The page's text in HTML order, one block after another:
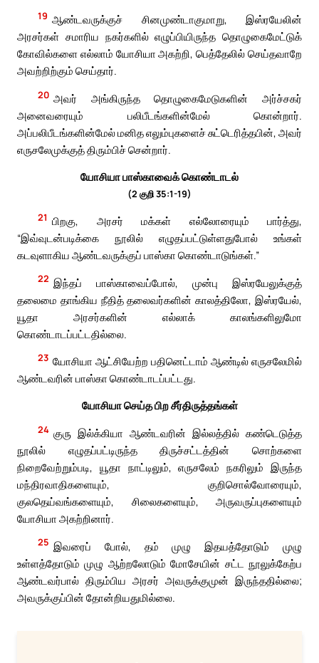
19 ஆண்டவருக்குச் சினமுண்டாகுமாறு, இஸ்ரயேலின்
அரசர்கள் சமாரிய நகர்களில் எழுப்பியிருந்த தொழுகைமேட்டுக்
கோவில்களை எல்லாம் யோசியா அகற்றி, பெத்தேலில் செய்தவாறே
அவற்றிற்கும் செய்தார்.
20 அவர் அங்கிருந்த தொழுகைமேடுகளின் அர்ச்சகர்
அனைவரையும் பலிபீடங்களின்மேல் கொன்றார்.
அப்பலிபீடங்களின்மேல் மனித எலும்புகளைச் சுட்டெரித்தபின், அவர்
எருசலேமுக்குத் திரும்பிச் சென்றார்.
யோசியா பாஸ்காவைக் கொண்டாடல்
(2 குறி 35:1-19)
21 பிறகு, அரசர் மக்கள் எல்லோரையும் பார்த்து,
“இவ்வுடன்படிக்கை நூலில் எழுதப்பட்டுள்ளதுபோல் உங்கள்
கடவுளாகிய ஆண்டவருக்குப் பாஸ்கா கொண்டாடுங்கள்.”
22 இந்தப் பாஸ்காவைப்போல், முன்பு இஸ்ரயேலுக்குத்
தலைமை தாங்கிய நீதித் தலைவர்களின் காலத்திலோ, இஸ்ரயேல்,
யூதா அரசர்களின் எல்லாக் காலங்களிலுமோ
கொண்டாடப்பட்டதில்லை.
23 யோசியா ஆட்சியேற்ற பதினெட்டாம் ஆண்டில் எருசலேமில்
ஆண்டவரின் பாஸ்கா கொண்டாடப்பட்டது.
யோசியா செய்த பிற சீர்திருத்தங்கள்
24 குரு இல்க்கியா ஆண்டவரின் இல்லத்தில் கண்டெடுத்த
நூலில் எழுதப்பட்டிருந்த திருச்சட்டத்தின் சொற்களை
நிறைவேற்றும்படி, யூதா நாட்டிலும், எருசலேம் நகரிலும் இருந்த
மந்திரவாதிகளையும், குறிசொல்வோரையும்,
குலதெய்வங்களையும், சிலைகளையும், அருவருப்புகளையும்
யோசியா அகற்றினார்.
25 இவரைப் போல், தம் முழு இதயத்தோடும் முழு
உள்ளத்தோடும் முழு ஆற்றலோடும் மோசேயின் சட்ட நூலுக்கேற்ப
ஆண்டவர்பால் திரும்பிய அரசர் அவருக்குமுன் இருந்ததில்லை;
அவருக்குப்பின் தோன்றியதுமில்லை.